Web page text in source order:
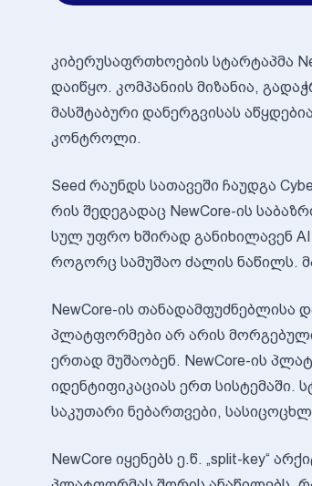
კიბერუსაფრთხოების სტარტაპმა
დაიწყო. კომპანიის მიზანია,
მასშტაბური დანერგვისას
კონტროლი.
Seed რაუნდს სათავეში ჩაუდგა
რის შედეგადაც NewCore-ის
სულ უფრო ხშირად განიხილავენ
როგორც სამუშაო ძალის ნაწილს.
NewCore-ის თანადამფუძნებლისა
პლატფორმები არ არის
ერთად მუშაობენ. NewCore-ის
იდენტიფიკაციას ერთ სისტემაში.
საკუთარი ნებართვები,
NewCore იყენებს ე.წ. „split-key“